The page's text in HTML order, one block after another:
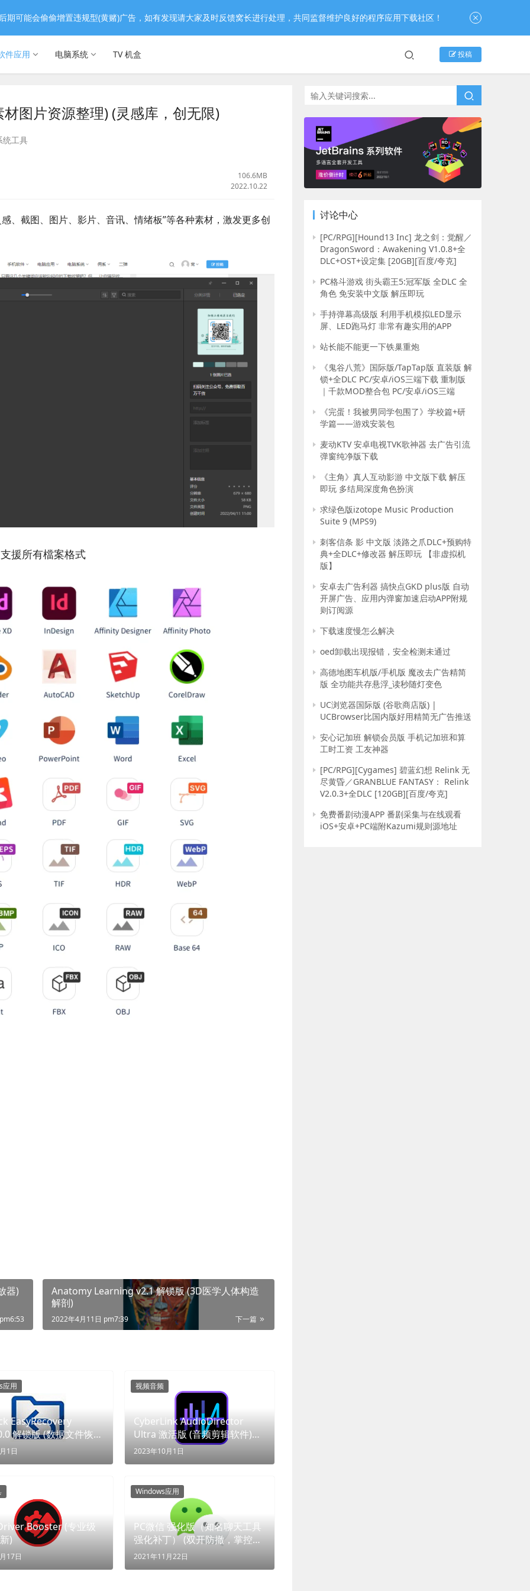
件应用 电脑系统 TV 机盒 投稿
图片资源整理) (灵感库，创无限)
统工具
106.6MB
2022.10.22
、截图、图片、影片、音讯、情绪板”等各种素材，激发更多创
支援所有檔案格式
器)
Anatomy Learning v2.1 解锁版 (3D医学人体构造
解剖)
下一篇
2022年4月11日 pm7:39
EasyRecovery
解锁版 (数据文件恢复
1日
应用
CyberLink AudioDirector
Ultra 激活版 (音频剪辑软件)
(声净界，听未来)
2023年10月1日
视频音频
Booster (专业级
)
17日
PC微信 强化版（知名聊天工具
强化补丁） (双开防撤，掌控一
切)
2021年11月22日
Windows应用
讨论中心
[PC/RPG][Hound13 Inc] 龙之剑：觉醒／
DragonSword：Awakening V1.0.8+全
DLC+OST+设定集 [20GB][百度/夸克]
PC格斗游戏 街头霸王5:冠军版 全DLC 全
角色 免安装中文版 解压即玩
手持弹幕高级版 利用手机模拟LED显示
屏、LED跑马灯 非常有趣实用的APP
站长能不能更一下铁巢重炮
《鬼谷八荒》国际版/TapTap版 直装版 解
锁+全DLC PC/安卓/iOS三端下载 重制版
｜千款MOD整合包 PC/安卓/iOS三端
《完蛋！我被男同学包围了》学校篇+研
学篇——游戏安装包
麦动KTV 安卓电视TVK歌神器 去广告引流
弹窗纯净版下载
《主角》真人互动影游 中文版下载 解压
即玩 多结局深度角色扮演
求绿色版izotope Music Production
Suite 9 (MPS9)
刺客信条 影 中文版 淡路之爪DLC+预购特
典+全DLC+修改器 解压即玩 【非虚拟机
版】
安卓去广告利器 搞快点GKD plus版 自动
开屏广告、应用内弹窗加速启动APP附规
则订阅源
下载速度慢怎么解决
oed卸载出现报错，安全检测未通过
高德地图车机版/手机版 魔改去广告精简
版 全功能共存悬浮_读秒随灯变色
UC浏览器国际版 (谷歌商店版) |
UCBrowser比国内版好用精简无广告推送
安心记加班 解锁会员版 手机记加班和算
工时工资 工友神器
[PC/RPG][Cygames] 碧蓝幻想 Relink 无
尽黄昏／GRANBLUE FANTASY： Relink
V2.0.3+全DLC [120GB][百度/夸克]
免费番剧动漫APP 番剧采集与在线观看
iOS+安卓+PC端附Kazumi规则源地址
可能会偷偷增置违规型(黄赌)广告，如有发现请大家及时反馈窝长进行处理，共同监督维护良好的程序应用下载社区！